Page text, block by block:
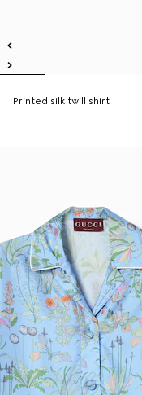
Printed silk twill shirt